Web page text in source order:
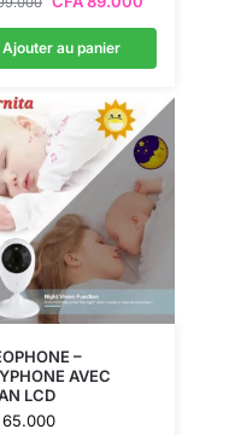
Ajouter au panier
–
AVEC
LCD